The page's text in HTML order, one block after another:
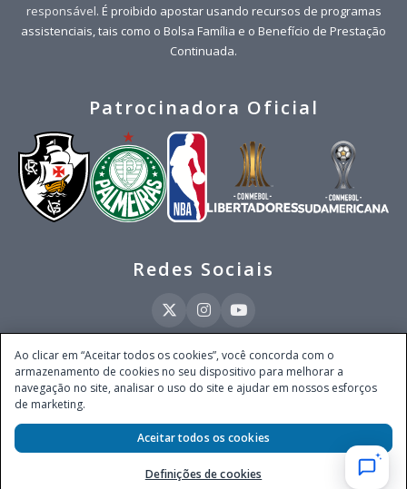
responsável. É proibido apostar usando recursos de programas
assistenciais, tais como o Bolsa Família e o Benefício de Prestação
Continuada.
Patrocinadora Oficial
Redes Sociais
Este site é operado pela Ventmear Brasil LTDA (CNPJ 52.868.380/0001-84), com
endereço na Avenida Brigadeiro Faria Lima, nº 4.055, 3º andar, Itaim Bibi, no
Município de São Paulo, Estado de São Paulo, CEP 04538-133, Brasil - empresa
Secretaria de Prêmios e Apostas do Ministério da Fazenda, conforme Portaria nº
247, de 07.02.2025, publicada no DOU em 11.2.2025.
Ao clicar em “Aceitar todos os cookies”, você concorda com o
armazenamento de cookies no seu dispositivo para melhorar a
navegação no site, analisar o uso do site e ajudar em nossos esforços
de marketing.
Definições de cookies
Aceitar todos os cookies